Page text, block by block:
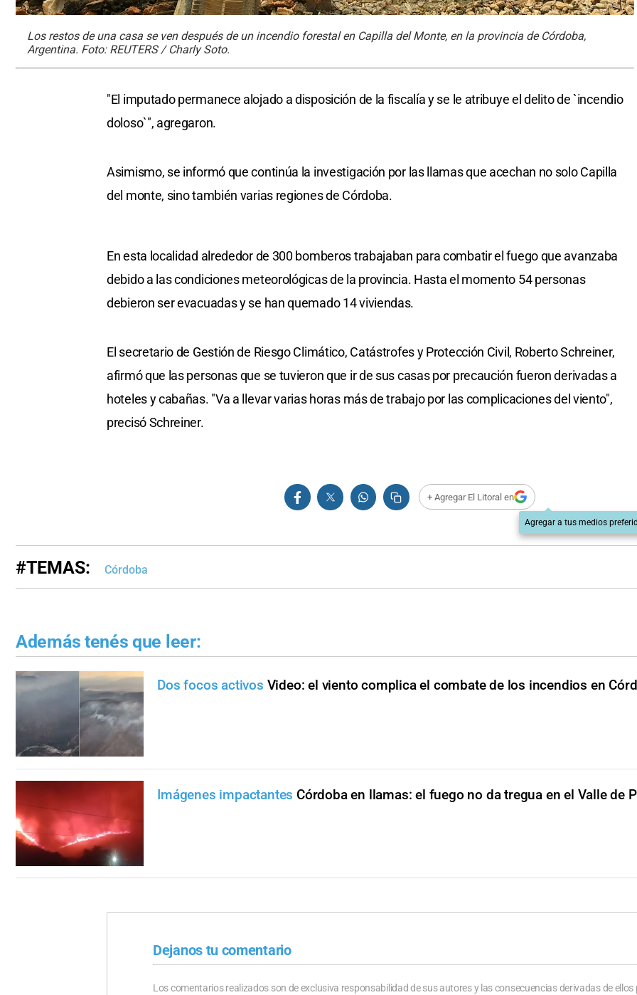
Los restos de una casa se ven después de un incendio forestal en Capilla del Monte, en la provincia de Córdoba,
Argentina. Foto: REUTERS / Charly Soto.
"El imputado permanece alojado a disposición de la fiscalía y se le atribuye el delito de `incendio
doloso`", agregaron.
Asimismo, se informó que continúa la investigación por las llamas que acechan no solo Capilla
del monte, sino también varias regiones de Córdoba.
En esta localidad alrededor de 300 bomberos trabajaban para combatir el fuego que avanzaba
debido a las condiciones meteorológicas de la provincia. Hasta el momento 54 personas
debieron ser evacuadas y se han quemado 14 viviendas.
El secretario de Gestión de Riesgo Climático, Catástrofes y Protección Civil, Roberto Schreiner,
afirmó que las personas que se tuvieron que ir de sus casas por precaución fueron derivadas a
hoteles y cabañas. "Va a llevar varias horas más de trabajo por las complicaciones del viento",
precisó Schreiner.
+ Agregar El Litoral en
Agregar a tus medios
#TEMAS: Córdoba
Además tenés que leer:
Dos focos activos Video: el viento complica el combate de los incendios en
Imágenes impactantes Córdoba en llamas: el fuego no da tregua en el Valle de
Dejanos tu comentario
Los comentarios realizados son de exclusiva responsabilidad de sus autores y las consecuencias derivadas de ellos